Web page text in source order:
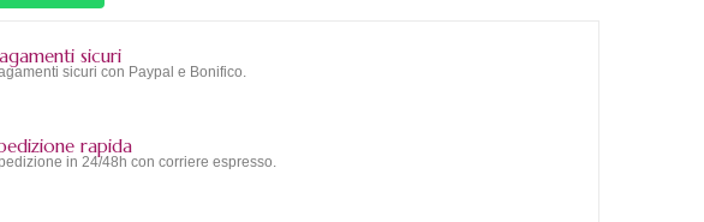
sicuri
sicuri con Paypal e Bonifico.
rapida
in 24/48h con corriere espresso.